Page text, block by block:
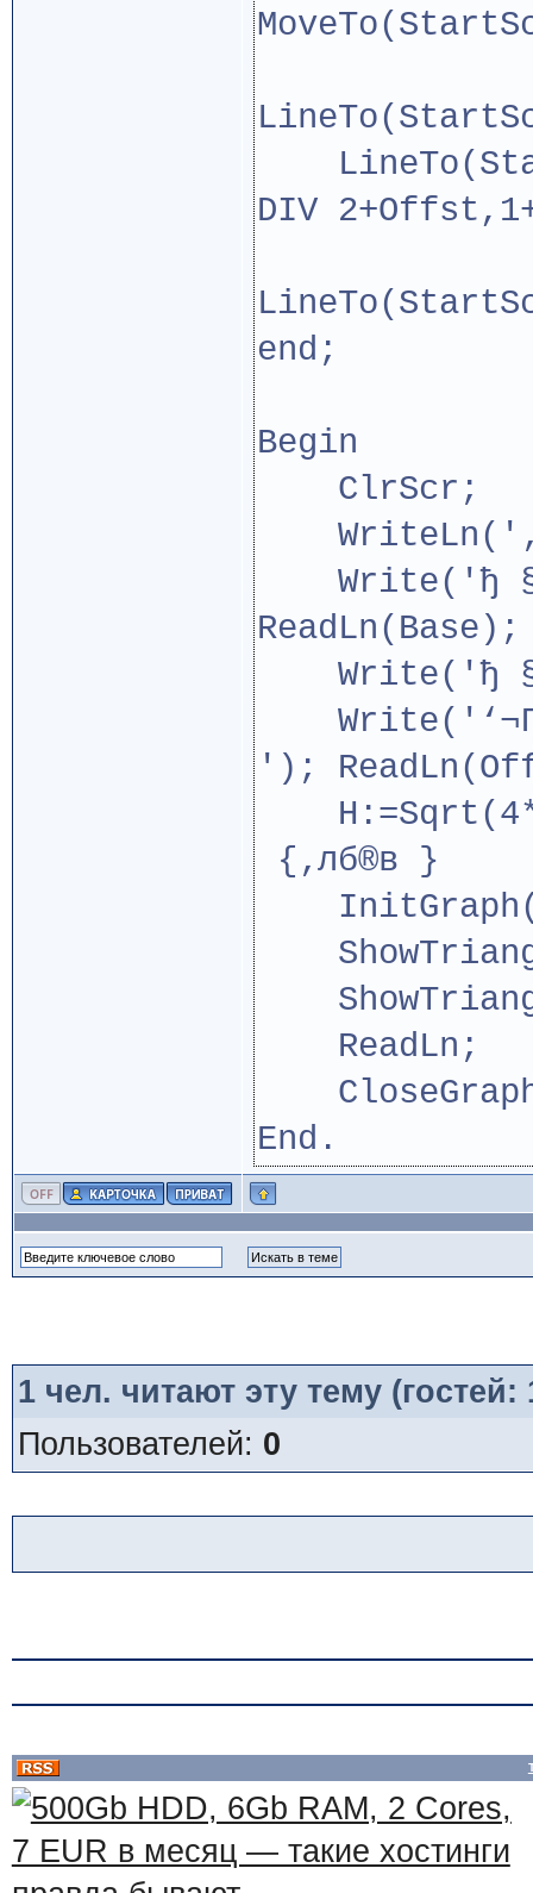
DIV
end;
Begin
ClrScr;
Write('ђ
ReadLn(Base);
Write('ђ
');
{‚лб®в }
ReadLn;
End.
1чел. читают эту тему
Пользователей: 0